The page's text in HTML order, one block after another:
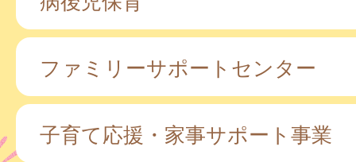
ファミリーサポートセンター
子育て応援・家事サポート事業